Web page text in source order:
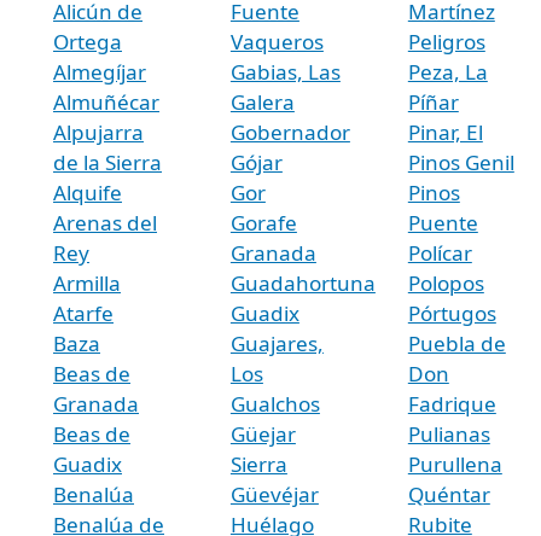
Alicún de
Ortega
Almegíjar
Almuñécar
Alpujarra
de la Sierra
Alquife
Arenas del
Rey
Armilla
Atarfe
Baza
Beas de
Granada
Beas de
Guadix
Benalúa
Benalúa de
Fuente
Vaqueros
Gabias, Las
Galera
Gobernador
Gójar
Gor
Gorafe
Granada
Guadahortuna
Guadix
Guajares,
Los
Gualchos
Güejar
Sierra
Güevéjar
Huélago
Martínez
Peligros
Peza, La
Píñar
Pinar, El
Pinos Genil
Pinos
Puente
Polícar
Polopos
Pórtugos
Puebla de
Don
Fadrique
Pulianas
Purullena
Quéntar
Rubite